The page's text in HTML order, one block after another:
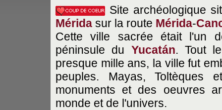
Site archéologique
Mérida sur la route Mérida-
Cette ville sacrée était l'un
péninsule du Yucatán. Tout
presque mille ans, la ville fut
peuples. Mayas,
monuments et des oeuvres
monde et de l'univers.